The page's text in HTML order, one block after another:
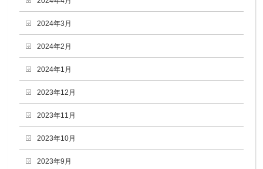
2024年3月
2024年2月
2024年1月
2023年12月
2023年11月
2023年10月
2023年9月